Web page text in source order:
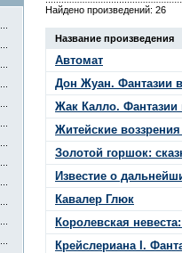
Найдено произведений: 26
Название произведения
Автомат
Дон Жуан. Фантазии
Жак Калло. Фантазии
Житейские
Золотой горшок:
Известие о
Кавалер Глюк
Королевская
Крейслериана I.